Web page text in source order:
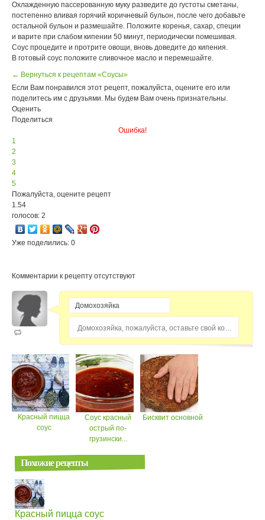
Охлажденную пассерованную муку разведите до густоты сметаны,
постепенно вливая горячий коричневый бульон, после чего добавьте
остальной бульон и размешайте. Положите коренья, сахар, специи
и варите при слабом кипении 50 минут, периодически помешивая.
Соус процедите и протрите овощи, вновь доведите до кипения.
В готовый соус положите сливочное масло и перемешайте.
← Вернуться к рецептам «Соусы»
Если Вам понравился этот рецепт, пожалуйста, оцените его или
поделитесь им с друзьями. Мы будем Вам очень признательны.
Оценить
Поделиться
Ошибка!
1
2
3
4
5
Пожалуйста, оцените рецепт
1.54
голосов: 2
Уже поделились: 0
Комментарии к рецепту отсутствуют
Домохозяйка, пожалуйста, оставьте свой комментарий...
Красный пицца
соус
Соус красный
острый по-
грузински...
Бисквит основной
Похожие рецепты
Красный пицца соус